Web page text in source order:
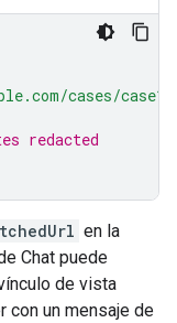
cases/
redacted
en la
Chat puede
de vista
con un mensaje de